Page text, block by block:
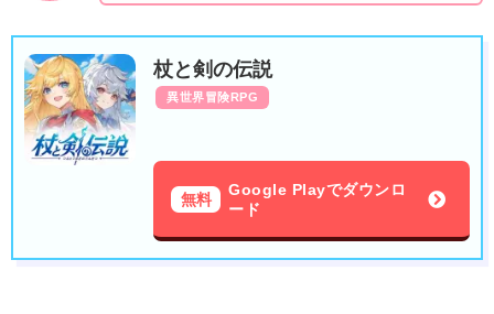
杖と剣の伝説
異世界冒険RPG
無料
Google Playでダウンロ
ード